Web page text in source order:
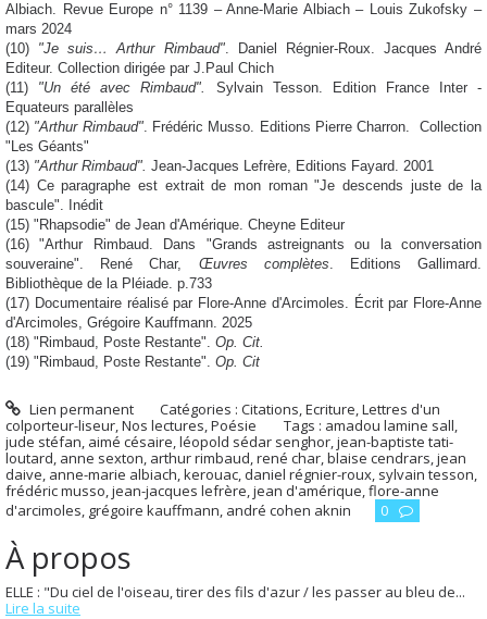
Albiach. Revue Europe n° 1139 – Anne-Marie Albiach – Louis Zukofsky –
mars 2024
(10) "Je suis… Arthur Rimbaud". Daniel Régnier-Roux. Jacques André
Editeur. Collection dirigée par J.Paul Chich
(11) "Un été avec Rimbaud".
Sylvain Tesson. Edition France Inter -
Equateurs parallèles
(12) "Arthur Rimbaud". Frédéric Musso. Editions Pierre Charron. Collection
"Les Géants"
(13) "Arthur Rimbaud". Jean-Jacques Lefrère, Editions Fayard. 2001
(14) Ce paragraphe est extrait de mon roman "Je descends juste de la
bascule". Inédit
(15) "Rhapsodie" de Jean d'Amérique. Cheyne Editeur
(16) "Arthur Rimbaud. Dans "Grands astreignants ou la conversation
souveraine". René Char, Œuvres complètes. Editions Gallimard.
Bibliothèque de la Pléiade. p.733
(17) Documentaire réalisé par Flore-Anne d'Arcimoles. Écrit par Flore-Anne
d'Arcimoles, Grégoire Kauffmann. 2025
(18) "Rimbaud, Poste Restante". Op. Cit.
(19) "Rimbaud, Poste Restante". Op. Cit
Lien permanent Catégories :Citations ,Ecriture ,Lettres d'un
colporteur-liseur Nos lectures Poésie Tags : amadou lamine sall
jude stéfan aimé césaire léopold sédar senghor jean-baptiste tati-
loutard anne sexton arthur rimbaud rené char blaise cendrars jean
daive anne-marie albiach kerouac daniel régnier-roux sylvain tesson
frédéric musso jean-jacques lefrère jean d'amérique flore-anne
d'arcimoles grégoire kauffmann andré cohen aknin 0
À propos
ELLE : "Du ciel de l'oiseau, tirer des fils d'azur / les passer au bleu de...
Lire la suite